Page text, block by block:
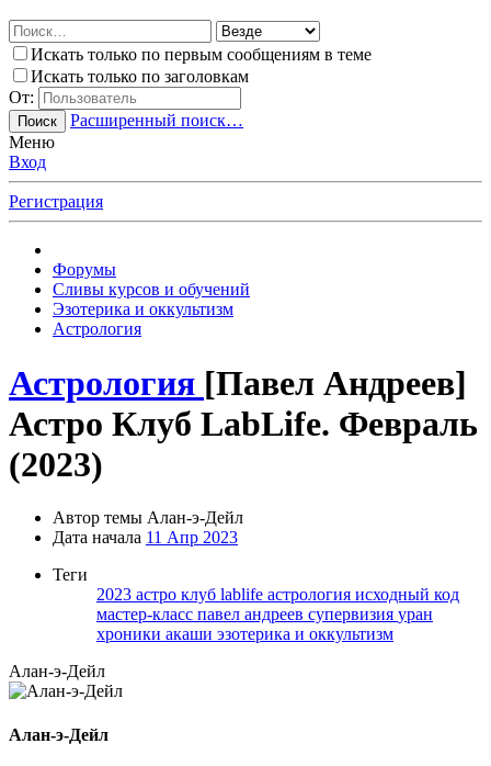
Искать только по первым сообщениям в теме
Искать только по заголовкам
От:
Поиск
Расширенный поиск…
Меню
Вход
Регистрация
Форумы
Сливы курсов и обучений
Эзотерика и оккультизм
Астрология
Астрология [Павел Андреев]
Астро Клуб LabLife. Февраль
(2023)
Автор темы Алан-э-Дейл
Дата начала 11 Апр 2023
Теги
2023 астро клуб lablife астрология исходный код
мастер-класс павел андреев супервизия уран
хроники акаши эзотерика и оккультизм
Алан-э-Дейл
Алан-э-Дейл